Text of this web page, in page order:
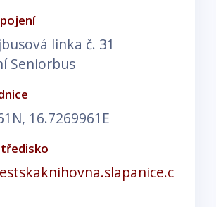
linka č. 31
Seniorbus
16.7269961E